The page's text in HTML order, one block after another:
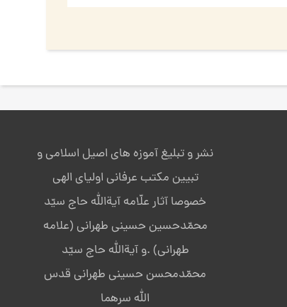
نشر و تبلیغ آموزه های اصیل اسلامی و
تبیین مکتب عرفانی اولیای الهی
خصوصا آثار علّامه آیةالله حاج سیّد
محمّدحسین حسینی طهرانی (علامه
طهرانی) .و آیةالله حاج سیّد
محمّدمحسن حسینی طهرانی قدس
الله سرهما